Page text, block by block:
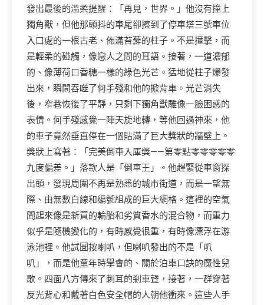
發出最後的溫柔提醒：「再見，世界。」他沒有撞上
獨角獸，但他那顫抖的車尾卻擦到了停車塔三號車位
入口處的一根古老、佈滿苔蘚的柱子。不是撞擊，而
是輕柔的碰觸，像戀人之間的耳語。接著，一道濃郁
的、像薄荷口香糖一樣的綠色光芒。猛地從柱子爆發
出來，瞬間吞噬了何手殘和他的掀背車。光芒消失
後，窄巷恢復了平靜，只剩下獨角獸雕像一臉困惑的
表情。何手殘感覺一陣天旋地轉，等他回過神來，他
的車子竟然垂直停在一個貼滿了巨大獎狀的牆壁上。
獎狀上寫著：「完美倒車入庫獎——第零點零零零零零
九度偏差。」落款人是「倒車王」。他趕緊從車窗探
出頭，發現周圍不再是熟悉的城市街道，而是一望無
際、由無數白線和編號組成的巨大網格。這裡的空氣
聞起來像是新買的輪胎和劣質香水的混合物，而重力
似乎是隨機變化的，有時感覺很重，有時像漂浮在游
泳池裡。他試圖按喇叭，但喇叭發出的不是「叭
叭」，而是他童年時學會的、關於泊車口訣的魔性兒
歌。四面八方傳來了刺耳的剎車聲，接著，一群穿著
反光背心和戴著白色安全帽的人朝他衝來。這些人手